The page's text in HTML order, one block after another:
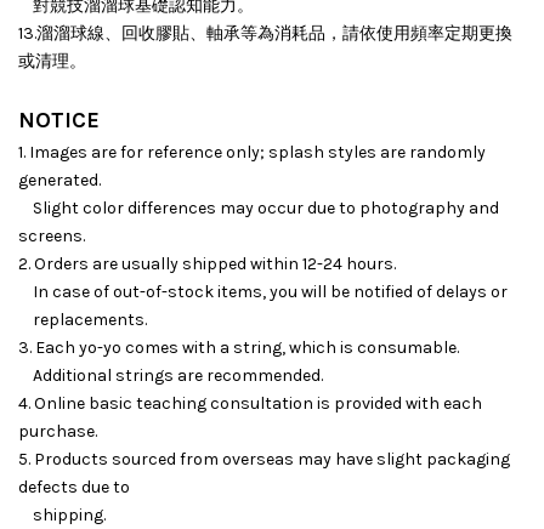
對競技溜溜球基礎認知能力。
13.溜溜球線、回收膠貼、軸承等為消耗品，請依使用頻率定期更換
或清理。
NOTICE
1. Images are for reference only; splash styles are randomly
generated.
Slight color differences may occur due to photography and
screens.
2. Orders are usually shipped within 12-24 hours.
In case of out-of-stock items, you will be notified of delays or
replacements.
3. Each yo-yo comes with a string, which is consumable.
Additional strings are recommended.
4. Online basic teaching consultation is provided with each
purchase.
5. Products sourced from overseas may have slight packaging
defects due to
shipping.